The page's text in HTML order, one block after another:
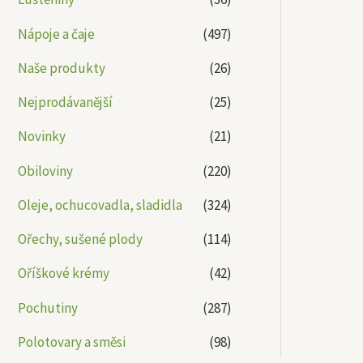
Nápoje a čaje
(497)
Naše produkty
(26)
Nejprodávanější
(25)
Novinky
(21)
Obiloviny
(220)
Oleje, ochucovadla, sladidla
(324)
Ořechy, sušené plody
(114)
Oříškové krémy
(42)
Pochutiny
(287)
Polotovary a směsi
(98)